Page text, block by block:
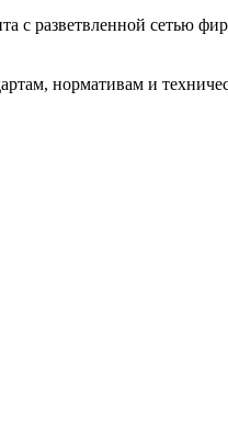
с разветвленной сетью
нормативам и